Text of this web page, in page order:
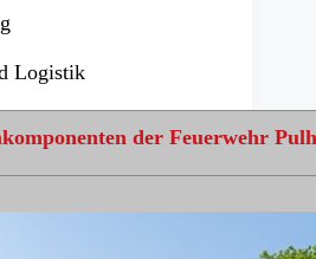
Logistik
der Feuerwehr